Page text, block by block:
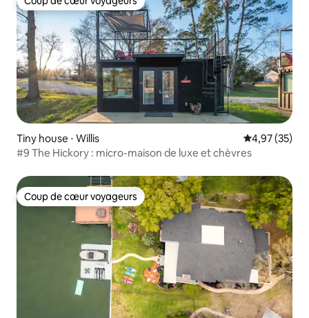
Coup de cœur voyageurs
Tiny house ⋅ Willis Évaluation
4,97 (35)
#9 The Hickory : micro-maison de luxe et chèvres
Coup de cœur voyageurs
Coup de cœur voyageurs